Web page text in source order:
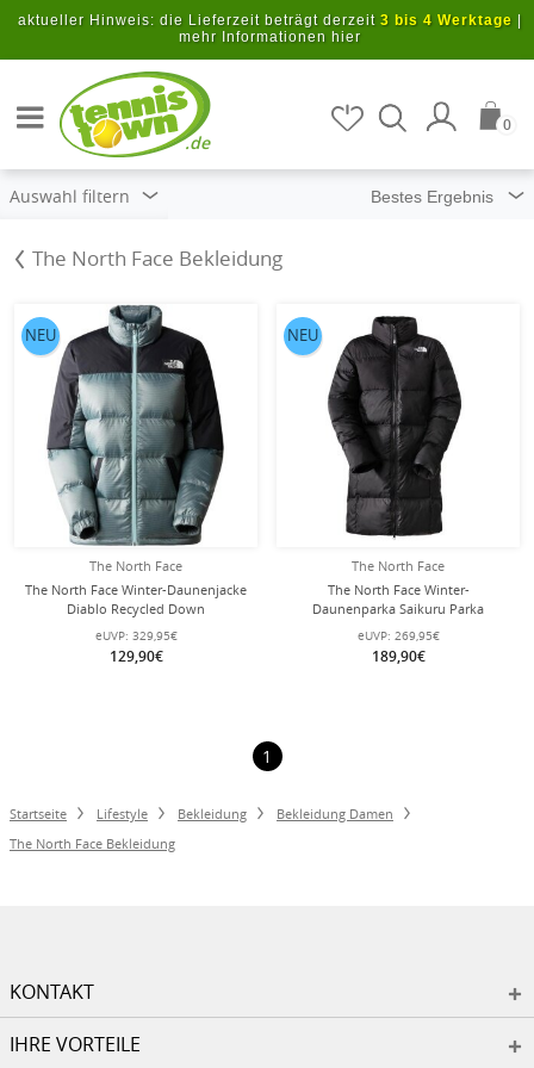
Zum Hauptinhalt springen
aktueller Hinweis: die Lieferzeit beträgt derzeit 3 bis 4 Werktage
mehr Informationen hier
.de
0
Auswahl filtern
The North Face Bekleidung
The North Face
The North Face Winter-Daunenjacke
Diablo Recycled Down
(Wärmeisolierung) tealblau Damen
eUVP: 329,95€
129,90€
NEU
The North Face
The North Face Winter-
Daunenparka Saikuru Parka
(wärmend dank Daunenfüllung)
schwarz Damen
eUVP: 269,95€
189,90€
NEU
1
Startseite Lifestyle Bekleidung
Bekleidung Damen
The North Face Bekleidung
KONTAKT
IHRE VORTEILE